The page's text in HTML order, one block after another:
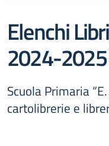
Elenchi
2024-
Scuola Primaria
cartolibrerie e